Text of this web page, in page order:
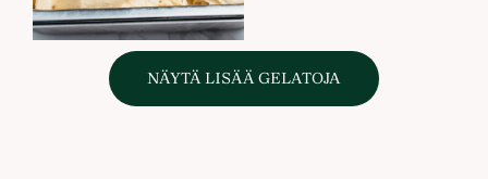
NÄYTÄ LISÄÄ GELATOJA